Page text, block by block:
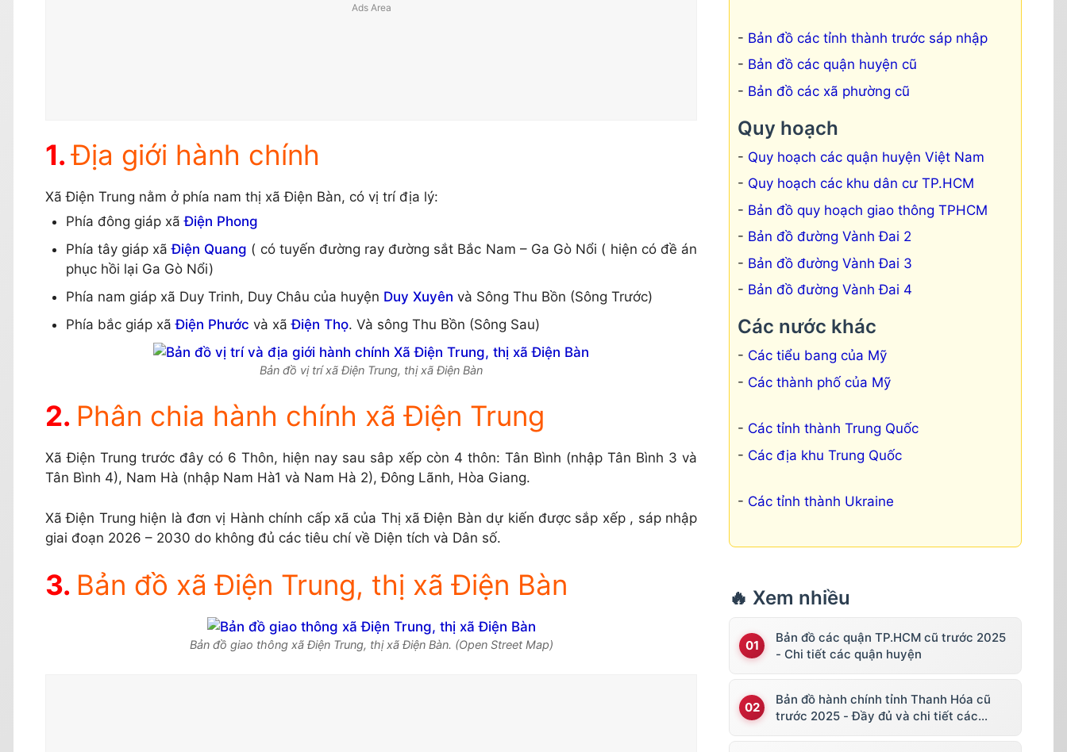
Địa giới hành chính
Xã Điện Trung nằm ở phía nam thị xã Điện Bàn, có vị trí địa lý:
Phía đông giáp xãĐiện Phong
Phía tây giáp xãĐiện Quang ( có tuyến đường ray đường sắt Bắc Nam – Ga Gò Nổi ( hiện có đề án
phục hồi lại Ga Gò Nổi)
Phía nam giáp xã Duy Trinh, Duy Châu của huyện Duy Xuyên và Sông Thu Bồn (Sông Trước)
Phía bắc giáp xãĐiện Phước và xãĐiện Thọ. Và sông Thu Bồn (Sông Sau)
Bản đồ vị trí xã Điện Trung, thị xã Điện Bàn
Phân chia hành chính xã Điện Trung
Xã Điện Trung trước đây có 6 Thôn, hiện nay sau sâp xếp còn 4 thôn: Tân Bình (nhập Tân Bình 3 và
Tân Bình 4), Nam Hà (nhập Nam Hà1 và Nam Hà 2), Đông Lãnh, Hòa Giang.
Xã Điện Trung hiện là đơn vị Hành chính cấp xã của Thị xã Điện Bàn dự kiến được sắp xếp , sáp nhập
giai đoạn 2026 – 2030 do không đủ các tiêu chí về Diện tích và Dân số.
Bản đồ xã Điện Trung, thị xã Điện Bàn
Bản đồ giao thông xã Điện Trung, thị xã Điện Bàn. (Open Street Map)
Bản đồ các tỉnh thành trước sáp nhập
Bản đồ các quận huyện cũ
Bản đồ các xã phường cũ
Quy hoạch
Quy hoạch các quận huyện Việt Nam
Quy hoạch các khu dân cư TP.HCM
Bản đồ quy hoạch giao thông TPHCM
Bản đồ đường Vành Đai 2
Bản đồ đường Vành Đai 3
Bản đồ đường Vành Đai 4
Các nước khác
Các tiểu bang của Mỹ
Các thành phố của Mỹ
Các tỉnh thành Trung Quốc
Các địa khu Trung Quốc
Các tỉnh thành Ukraine
🔥 Xem nhiều
Bản đồ các quận TP.HCM cũ trước 2025
- Chi tiết các quận huyện
Bản đồ hành chính tỉnh Thanh Hóa cũ
trước 2025 - Đầy đủ và chi tiết các